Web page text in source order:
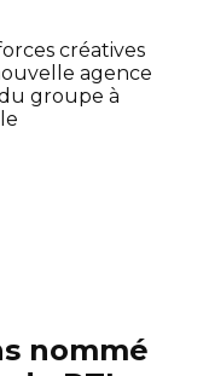
créatives
agence
groupe à
nommé